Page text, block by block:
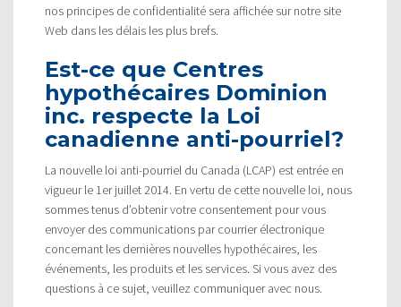
nos principes de confidentialité sera affichée sur notre site
Web dans les délais les plus brefs.
Est-ce que Centres
hypothécaires Dominion
inc. respecte la Loi
canadienne anti-pourriel?
La nouvelle loi anti-pourriel du Canada (LCAP) est entrée en
vigueur le 1er juillet 2014. En vertu de cette nouvelle loi, nous
sommes tenus d’obtenir votre consentement pour vous
envoyer des communications par courrier électronique
concernant les dernières nouvelles hypothécaires, les
événements, les produits et les services. Si vous avez des
questions à ce sujet, veuillez communiquer avec nous.